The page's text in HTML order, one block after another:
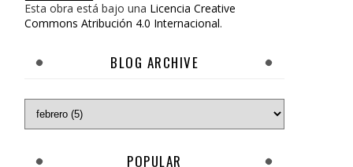
Esta obra está bajo una Licencia Creative
Commons Atribución 4.0 Internacional.
BLOG ARCHIVE
POPULAR